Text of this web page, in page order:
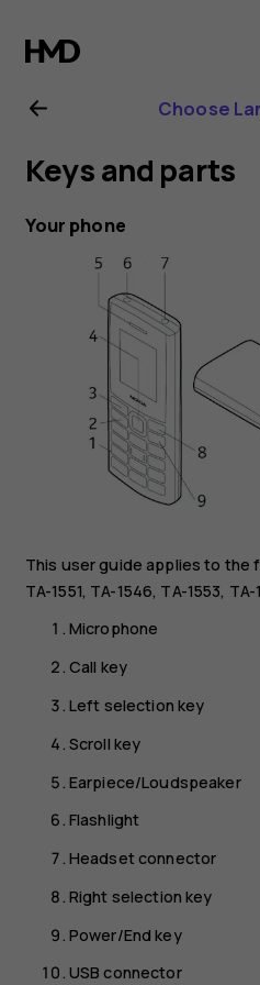
Nokia
106
4G
user
guide
Choose
Keys and parts
Your phone
This user guide applies to the
TA-1551, TA-1546, TA-1553,
Microphone
Call key
Left selection key
Scroll key
Earpiece/Loudspeaker
Flashlight
Headset connector
Right selection key
Power/End key
USB connector